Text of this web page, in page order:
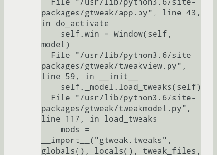
packages/gtweak/app.py", line 43,
in do_activate
model)
packages/gtweak/tweakview.py",
line 59, in __init__
packages/gtweak/tweakmodel.py",
line 117, in load_tweaks
__import__("gtweak.tweaks",
globals(), locals(), tweak_files,